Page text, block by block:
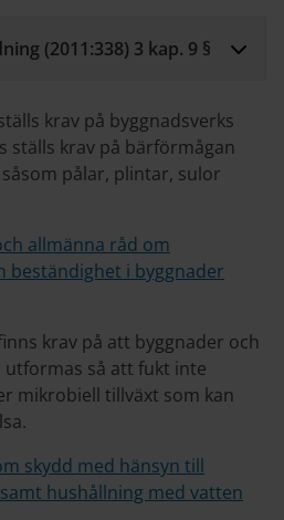
(2011:338) 3 kap. 9 §
krav på byggnadsverks
ställs krav på bärförmågan
pålar, plintar, sulor
allmänna råd om
beständighet i byggnader
krav på att byggnader och
så att fukt inte
mikrobiell tillväxt som kan
skydd med hänsyn till
hushållning med vatten